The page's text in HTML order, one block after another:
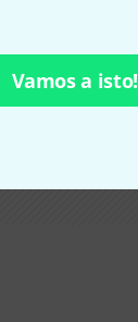
Vamos a isto!